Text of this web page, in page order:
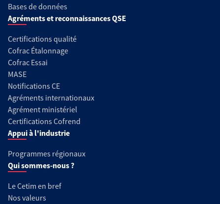
Bases de données
Agréments et reconnaissances QSE
Certifications qualité
Cofrac Étalonnage
Cofrac Essai
MASE
Notifications CE
Agréments internationaux
Agrément ministériel
Certifications Cofrend
Appui à l'industrie
Programmes régionaux
Qui sommes-nous ?
Le Cetim en bref
Nos valeurs